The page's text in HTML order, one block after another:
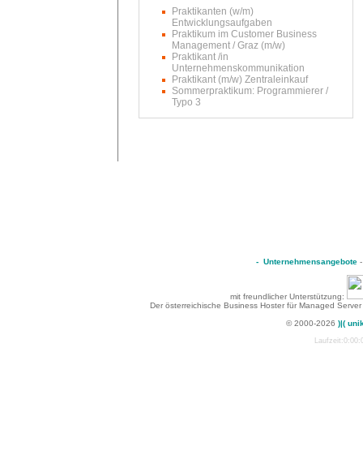
Praktikanten (w/m)
Entwicklungsaufgaben
Praktikum im Customer Business
Management / Graz (m/w)
Praktikant /in
Unternehmenskommunikation
Praktikant (m/w) Zentraleinkauf
Sommerpraktikum: Programmierer /
Typo 3
- Unternehmensangebote
mit freundlicher Unterstützung:
Der österreichische Business Hoster für Managed
© 2000-2026 )|(